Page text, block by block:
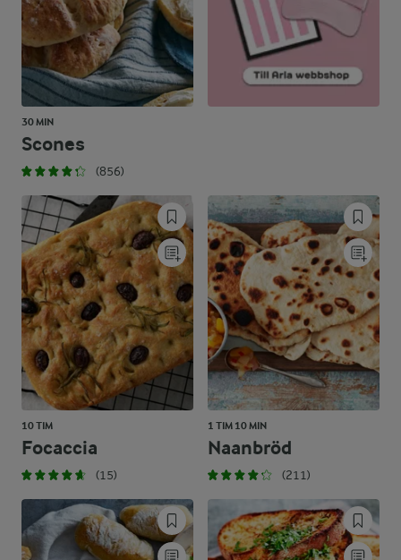
30 MIN
Scones
(856)
10 TIM
Focaccia
(15)
1 TIM 10 MIN
Naanbröd
(211)